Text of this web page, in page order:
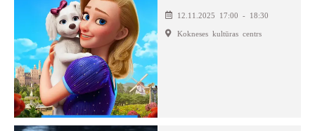
12.11.2025 17:00 - 18:30
Kokneses kultūras centrs